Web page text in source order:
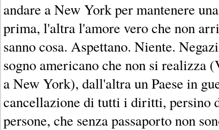
andare a New York per mantenere
prima, l'altra l'amore vero che non
sanno cosa. Aspettano. Niente.
sogno americano che non si realizza
a New York), dall'altra un Paese in
cancellazione di tutti i diritti, persino
persone, che senza passaporto non